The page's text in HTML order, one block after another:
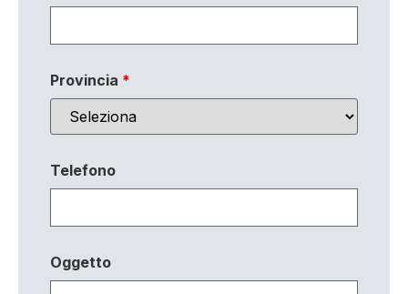
Provincia *
Telefono
Oggetto